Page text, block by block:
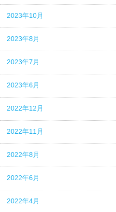
2023年10月
2023年8月
2023年7月
2023年6月
2022年12月
2022年11月
2022年8月
2022年6月
2022年4月